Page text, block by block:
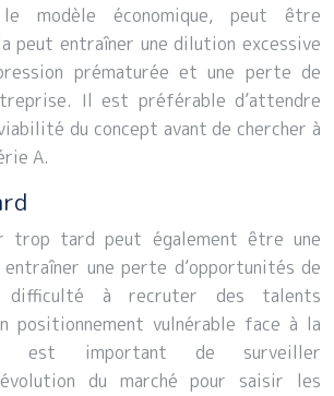
modèle économique, peut être
peut entraîner une dilution excessive
prématurée et une perte de
Il est préférable d’attendre
du concept avant de chercher à
A.
trop tard peut également être une
une perte d’opportunités de
difficulté à recruter des talents
positionnement vulnérable face à la
Il est important de surveiller
du marché pour saisir les